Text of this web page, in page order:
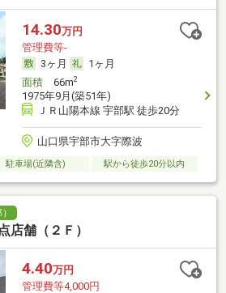
14.30万円
管理費等-
3ヶ月
1ヶ月
面積66m2
1975年9月(築51年)
ＪＲ山陽本線 宇部駅 徒歩20分
山口県宇部市大字際波
駐車場(近隣含) 駅から徒歩20分以内
店舗（２Ｆ）
4.40万円
管理費等4,000円